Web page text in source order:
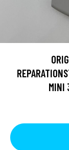
MINI